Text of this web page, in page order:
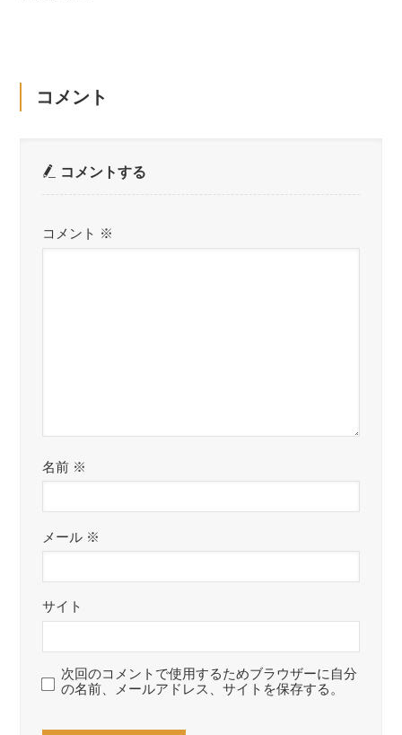
コメント
コメントする
コメント ※
名前 ※
メール ※
サイト
次回のコメントで使用するためブラウザーに自分
の名前、メールアドレス、サイトを保存する。